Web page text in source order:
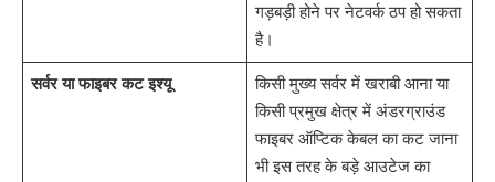
गड़बड़ी होने पर नेटवर्क ठप हो सकता
है।
सर्वर या फाइबर कट इश्यू
किसी मुख्य सर्वर में खराबी आना या
किसी प्रमुख क्षेत्र में अंडरग्राउंड
फाइबर ऑप्टिक केबल का कट जाना
भी इस तरह के बड़े आउटेज का